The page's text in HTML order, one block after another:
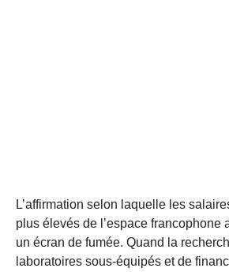
L’affirmation selon laquelle les
plus élevés de l’espace francophone
un écran de fumée. Quand la
laboratoires sous-équipés et de